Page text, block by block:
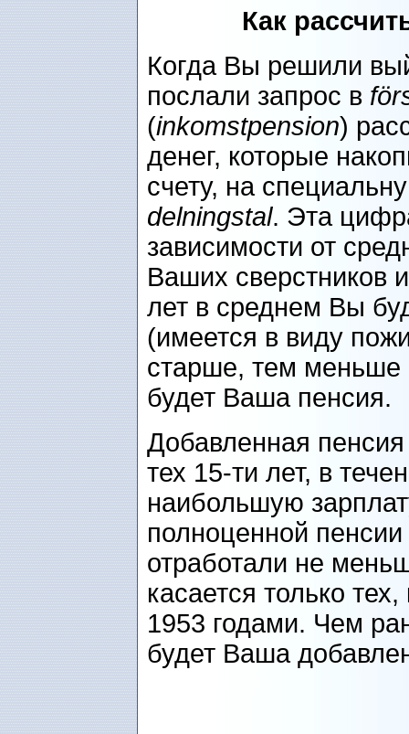
Как
Когда Вы решили
послали запрос в
(inkomstpension)
денег, которые
счету, на
delningstal. Эта
зависимости от
Ваших сверстников
лет в среднем Вы
(имеется в виду
старше, тем
будет Ваша пенсия.
Добавленная пенсия
тех 15-ти лет, в
наибольшую
полноценной
отработали не
касается только
1953 годами. Чем
будет Ваша